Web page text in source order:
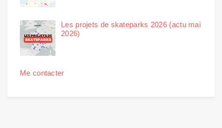
Les projets de skateparks 2026 (actu mai
2026)
Me contacter